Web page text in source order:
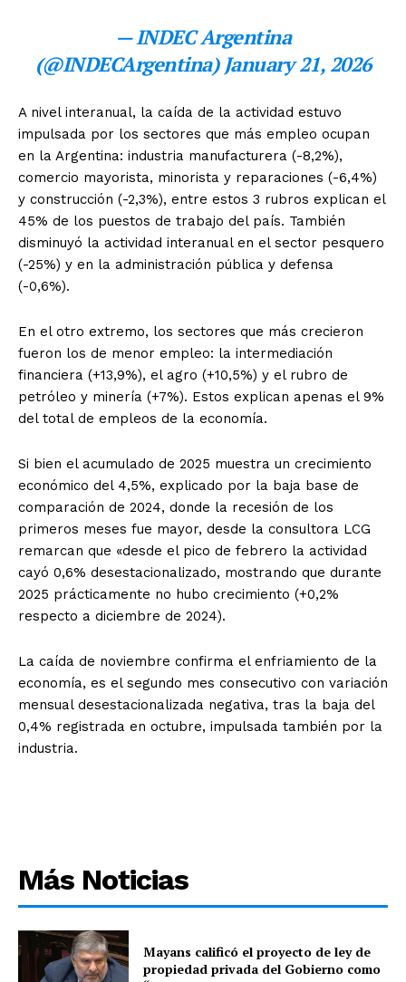
— INDEC Argentina
(@INDECArgentina) January 21, 2026
A nivel interanual, la caída de la actividad estuvo
impulsada por los sectores que más empleo ocupan
en la Argentina: industria manufacturera (-8,2%),
comercio mayorista, minorista y reparaciones (-6,4%)
y construcción (-2,3%), entre estos 3 rubros explican el
45% de los puestos de trabajo del país. También
disminuyó la actividad interanual en el sector pesquero
(-25%) y en la administración pública y defensa
(-0,6%).
En el otro extremo, los sectores que más crecieron
fueron los de menor empleo: la intermediación
financiera (+13,9%), el agro (+10,5%) y el rubro de
petróleo y minería (+7%). Estos explican apenas el 9%
del total de empleos de la economía.
Si bien el acumulado de 2025 muestra un crecimiento
económico del 4,5%, explicado por la baja base de
comparación de 2024, donde la recesión de los
primeros meses fue mayor, desde la consultora LCG
remarcan que «desde el pico de febrero la actividad
cayó 0,6% desestacionalizado, mostrando que durante
2025 prácticamente no hubo crecimiento (+0,2%
respecto a diciembre de 2024).
La caída de noviembre confirma el enfriamiento de la
economía, es el segundo mes consecutivo con variación
mensual desestacionalizada negativa, tras la baja del
0,4% registrada en octubre, impulsada también por la
industria.
Más Noticias
Mayans calificó el proyecto de ley de
propiedad privada del Gobierno como